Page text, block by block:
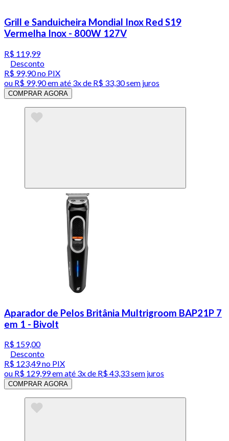
Grill e Sanduicheira Mondial Inox Red S19
Vermelha Inox - 800W 127V
R$ 119,99
Desconto
R$ 99,90no PIX
ou R$ 99,90em até 3x de R$ 33,30 sem juros
COMPRAR AGORA
Aparador de Pelos Britânia Multrigroom BAP21P 7
em 1 - Bivolt
R$ 159,00
Desconto
R$ 123,49no PIX
ou R$ 129,99em até 3x de R$ 43,33 sem juros
COMPRAR AGORA